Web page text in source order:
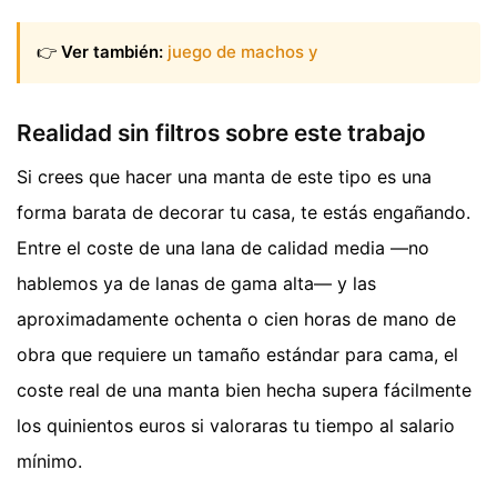
👉 Ver también: juego de machos y
Realidad sin filtros sobre este trabajo
Si crees que hacer una manta de este tipo es una
forma barata de decorar tu casa, te estás engañando.
Entre el coste de una lana de calidad media —no
hablemos ya de lanas de gama alta— y las
aproximadamente ochenta o cien horas de mano de
obra que requiere un tamaño estándar para cama, el
coste real de una manta bien hecha supera fácilmente
los quinientos euros si valoraras tu tiempo al salario
mínimo.